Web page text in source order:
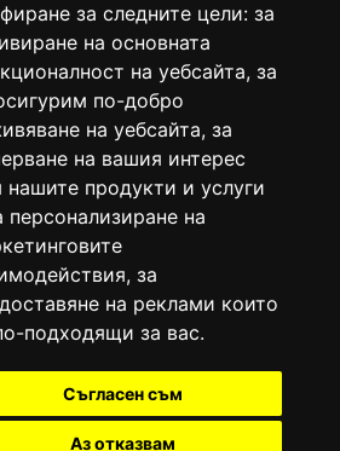
за следните цели: за
на основната
на уебсайта, за
по-добро
на уебсайта, за
на вашия интерес
нашите продукти и услуги
персонализиране на
, за
на реклами които
подходящи за вас.
Съгласен съм
Аз отказвам
е регистрирано в националния
издания (Българска национална
ISSN 1312-4722.
на марката: Вяра информационен